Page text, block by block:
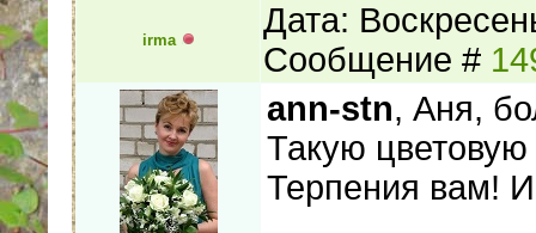
irma
Дата:
Сообщение #
ann-stn, Аня,
Такую
Терпения вам!